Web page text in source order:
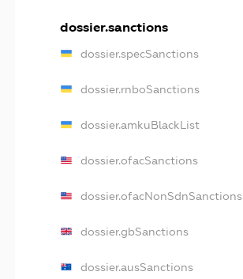
dossier.sanctions
dossier.specSanctions
dossier.rnboSanctions
dossier.amkuBlackList
dossier.ofacSanctions
dossier.ofacNonSdnSanctions
dossier.gbSanctions
dossier.ausSanctions